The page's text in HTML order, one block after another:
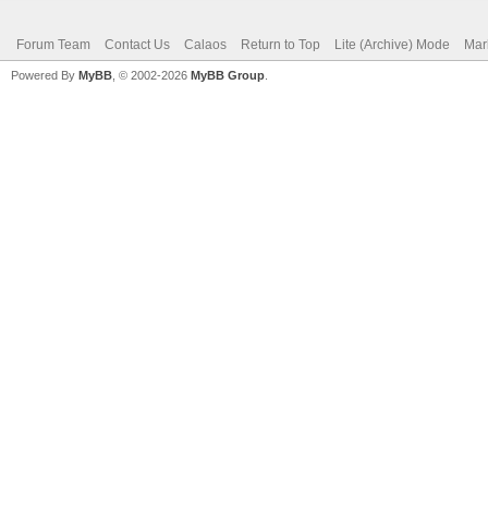
Forum Team Contact Us Calaos Return to Top Lite (Archive) Mode
Powered By MyBB , © 2002-2026 MyBB Group